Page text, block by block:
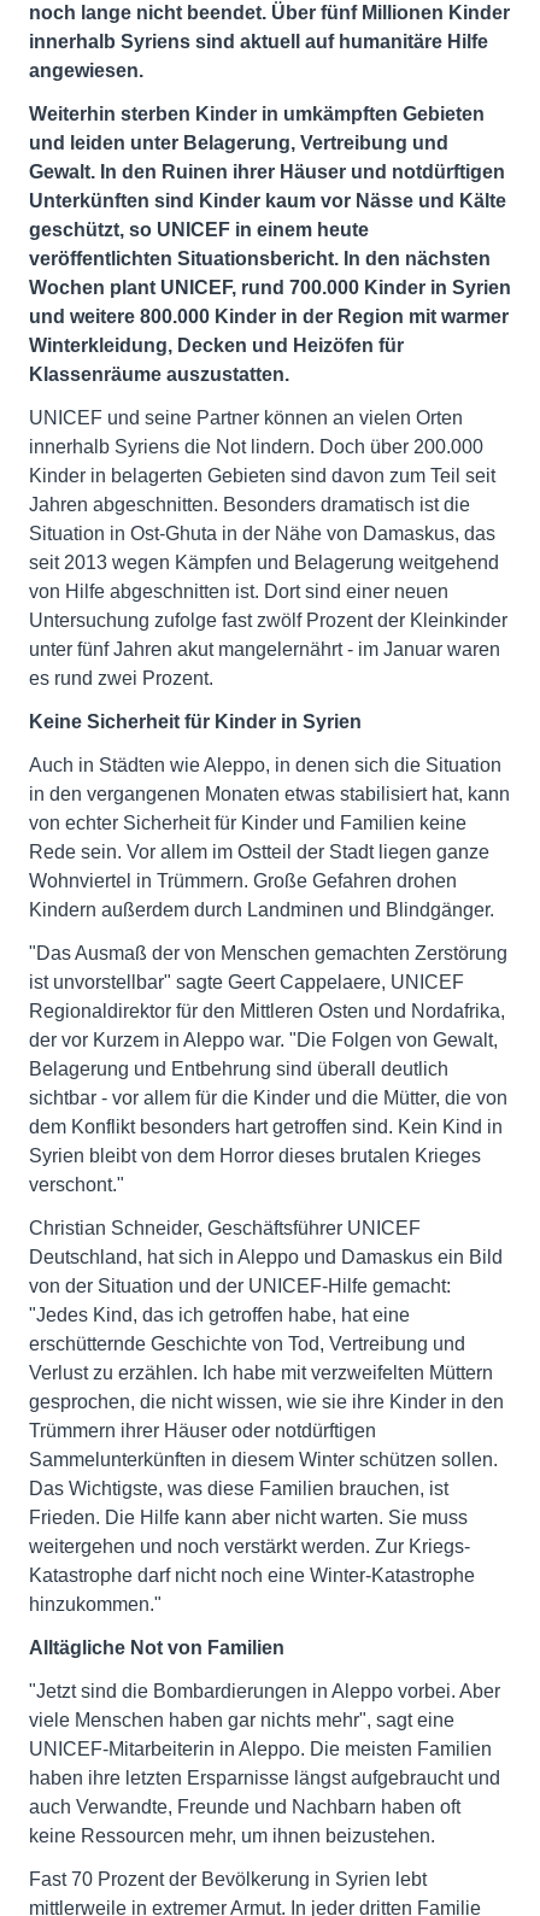
noch lange nicht beendet. Über fünf Millionen Kinder
innerhalb Syriens sind aktuell auf humanitäre Hilfe
angewiesen.
Weiterhin sterben Kinder in umkämpften Gebieten
und leiden unter Belagerung, Vertreibung und
Gewalt. In den Ruinen ihrer Häuser und notdürftigen
Unterkünften sind Kinder kaum vor Nässe und Kälte
geschützt, so UNICEF in einem heute
veröffentlichten Situationsbericht. In den nächsten
Wochen plant UNICEF, rund 700.000 Kinder in Syrien
und weitere 800.000 Kinder in der Region mit warmer
Winterkleidung, Decken und Heizöfen für
Klassenräume auszustatten.
UNICEF und seine Partner können an vielen Orten
innerhalb Syriens die Not lindern. Doch über 200.000
Kinder in belagerten Gebieten sind davon zum Teil seit
Jahren abgeschnitten. Besonders dramatisch ist die
Situation in Ost-Ghuta in der Nähe von Damaskus, das
seit 2013 wegen Kämpfen und Belagerung weitgehend
von Hilfe abgeschnitten ist. Dort sind einer neuen
Untersuchung zufolge fast zwölf Prozent der Kleinkinder
unter fünf Jahren akut mangelernährt - im Januar waren
es rund zwei Prozent.
Keine Sicherheit für Kinder in Syrien
Auch in Städten wie Aleppo, in denen sich die Situation
in den vergangenen Monaten etwas stabilisiert hat, kann
von echter Sicherheit für Kinder und Familien keine
Rede sein. Vor allem im Ostteil der Stadt liegen ganze
Wohnviertel in Trümmern. Große Gefahren drohen
Kindern außerdem durch Landminen und Blindgänger.
"Das Ausmaß der von Menschen gemachten Zerstörung
ist unvorstellbar" sagte Geert Cappelaere, UNICEF
Regionaldirektor für den Mittleren Osten und Nordafrika,
der vor Kurzem in Aleppo war. "Die Folgen von Gewalt,
Belagerung und Entbehrung sind überall deutlich
sichtbar - vor allem für die Kinder und die Mütter, die von
dem Konflikt besonders hart getroffen sind. Kein Kind in
Syrien bleibt von dem Horror dieses brutalen Krieges
verschont."
Christian Schneider, Geschäftsführer UNICEF
Deutschland, hat sich in Aleppo und Damaskus ein Bild
von der Situation und der UNICEF-Hilfe gemacht:
"Jedes Kind, das ich getroffen habe, hat eine
erschütternde Geschichte von Tod, Vertreibung und
Verlust zu erzählen. Ich habe mit verzweifelten Müttern
gesprochen, die nicht wissen, wie sie ihre Kinder in den
Trümmern ihrer Häuser oder notdürftigen
Sammelunterkünften in diesem Winter schützen sollen.
Das Wichtigste, was diese Familien brauchen, ist
Frieden. Die Hilfe kann aber nicht warten. Sie muss
weitergehen und noch verstärkt werden. Zur Kriegs-
Katastrophe darf nicht noch eine Winter-Katastrophe
hinzukommen."
Alltägliche Not von Familien
"Jetzt sind die Bombardierungen in Aleppo vorbei. Aber
viele Menschen haben gar nichts mehr", sagt eine
UNICEF-Mitarbeiterin in Aleppo. Die meisten Familien
haben ihre letzten Ersparnisse längst aufgebraucht und
auch Verwandte, Freunde und Nachbarn haben oft
keine Ressourcen mehr, um ihnen beizustehen.
Fast 70 Prozent der Bevölkerung in Syrien lebt
mittlerweile in extremer Armut. In jeder dritten Familie